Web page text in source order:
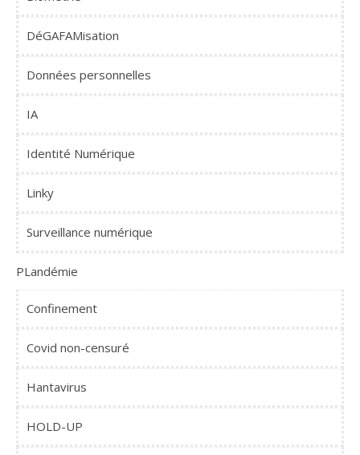
DéGAFAMisation
Données personnelles
IA
Identité Numérique
Linky
Surveillance numérique
PLandémie
Confinement
Covid non-censuré
Hantavirus
HOLD-UP